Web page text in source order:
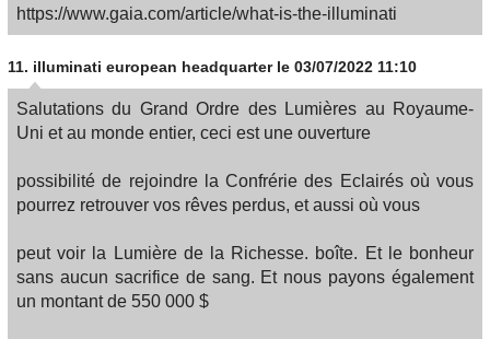
https://www.gaia.com/article/what-is-the-illuminati
11. illuminati european headquarter le 03/07/2022 11:10
Salutations du Grand Ordre des Lumières au Royaume-
Uni et au monde entier, ceci est une ouverture
possibilité de rejoindre la Confrérie des Eclairés où vous
pourrez retrouver vos rêves perdus, et aussi où vous
peut voir la Lumière de la Richesse. boîte. Et le bonheur
sans aucun sacrifice de sang. Et nous payons également
un montant de 550 000 $